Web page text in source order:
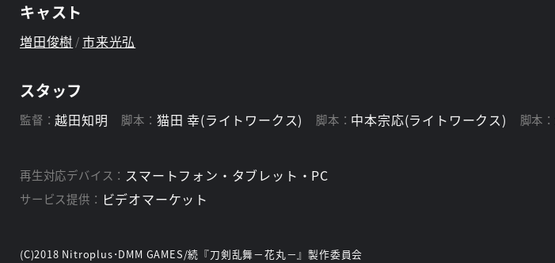
キャスト
増田俊樹 市来光弘
スタッフ
監督：越田知明 脚本： 猫田 幸(ライトワークス) 脚本： 中本宗応(ライトワークス) 脚本：
再生対応デバイス： スマートフォン・タブレット・PC
サービス提供： ビデオマーケット
(C)2018 Nitroplus･DMM GAMES/続『刀剣乱舞－花丸－』製作委員会